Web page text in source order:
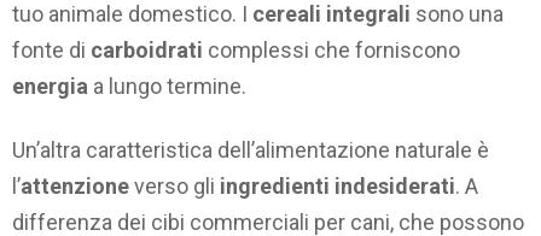
tuo animale domestico. I cereali integrali sono una
fonte di carboidrati complessi che forniscono
energia a lungo termine.
Un’altra caratteristica dell’alimentazione naturale è
l’attenzioneverso gli ingredienti indesiderati. A
differenza dei cibi commerciali per cani, che possono